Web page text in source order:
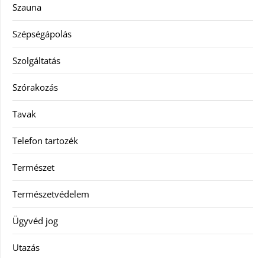
Szauna
Szépségápolás
Szolgáltatás
Szórakozás
Tavak
Telefon tartozék
Természet
Természetvédelem
Ügyvéd jog
Utazás